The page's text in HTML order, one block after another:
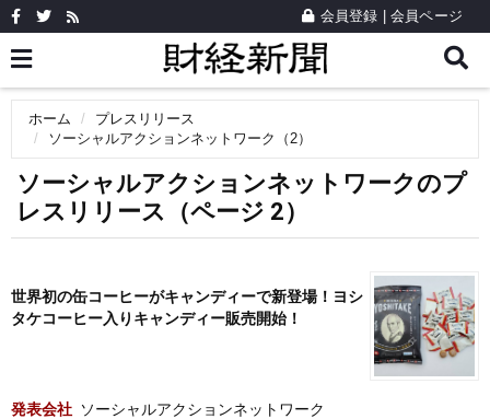
会員登録 会員ページ
ホーム
プレスリリース
ソーシャルアクションネットワーク（2）
ソーシャルアクションネットワークのプ
レスリリース（ページ 2）
世界初の缶コーヒーがキャンディーで新登場！ヨシ
タケコーヒー入りキャンディー販売開始！
発表会社 ソーシャルアクションネットワーク